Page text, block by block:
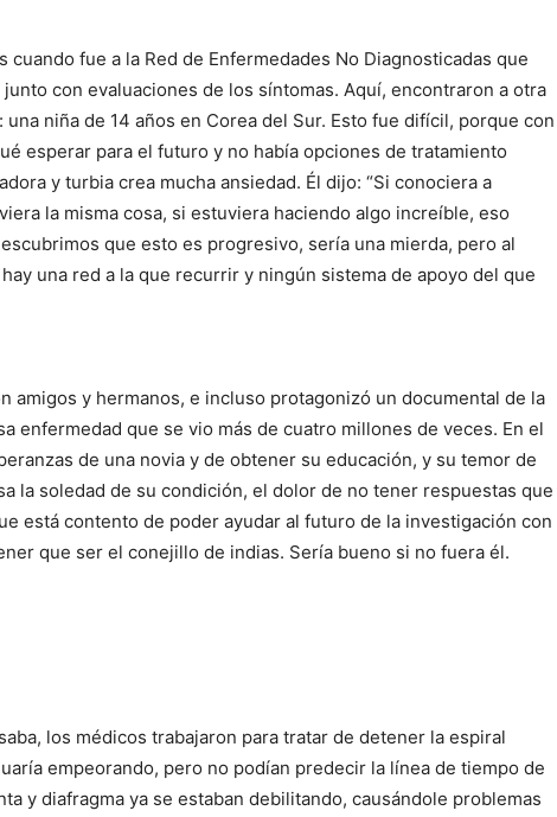
fue a la Red de Enfermedades No Diagnosticadas que
con evaluaciones de los síntomas. Aquí, encontraron a otra
niña de 14 años en Corea del Sur. Esto fue difícil, porque con
esperar para el futuro y no había opciones de tratamiento
y turbia crea mucha ansiedad. Él dijo: “Si conociera a
la misma cosa, si estuviera haciendo algo increíble, eso
que esto es progresivo, sería una mierda, pero al
una red a la que recurrir y ningún sistema de apoyo del que
amigos y hermanos, e incluso protagonizó un documental de la
enfermedad que se vio más de cuatro millones de veces. En el
de una novia y de obtener su educación, y su temor de
la soledad de su condición, el dolor de no tener respuestas que
está contento de poder ayudar al futuro de la investigación con
que ser el conejillo de indias. Sería bueno si no fuera él.
los médicos trabajaron para tratar de detener la espiral
empeorando, pero no podían predecir la línea de tiempo de
y diafragma ya se estaban debilitando, causándole problemas